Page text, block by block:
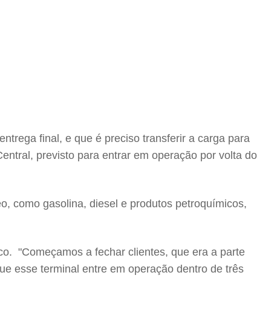
final, e que é preciso transferir a carga para
previsto para entrar em operação por volta do
como gasolina, diesel e produtos petroquímicos,
"Começamos a fechar clientes, que era a parte
esse terminal entre em operação dentro de três